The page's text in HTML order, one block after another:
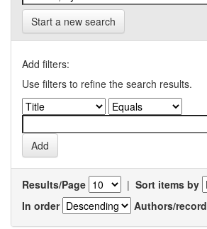
Start a new search
Add filters:
Use filters to refine the search results.
Results/Page | Sort items by
In order
Authors/record